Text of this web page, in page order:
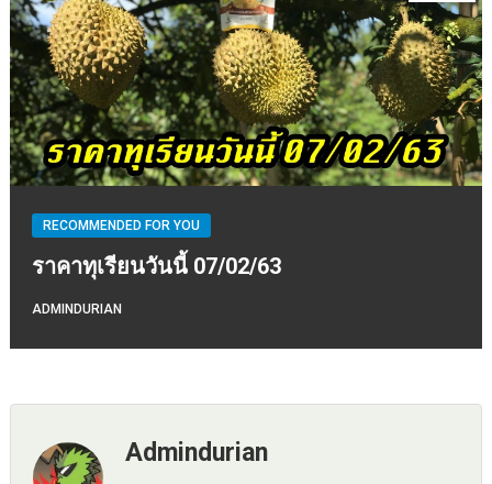
RECOMMENDED FOR YOU
ราคาทุเรียนวันนี้ 07/02/63
ADMINDURIAN
Admindurian